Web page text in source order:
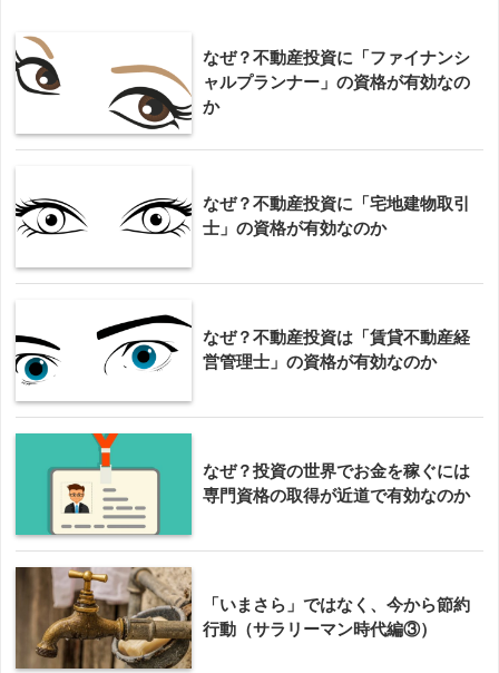
なぜ？不動産投資に「ファイナンシ
ャルプランナー」の資格が有効なの
か
なぜ？不動産投資に「宅地建物取引
士」の資格が有効なのか
なぜ？不動産投資は「賃貸不動産経
営管理士」の資格が有効なのか
なぜ？投資の世界でお金を稼ぐには
専門資格の取得が近道で有効なのか
「いまさら」ではなく、今から節約
行動（サラリーマン時代編③）